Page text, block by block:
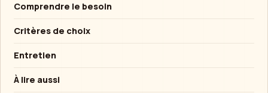
Comprendre le besoin
Critères de choix
Entretien
À lire aussi